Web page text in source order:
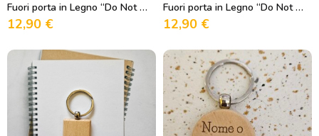
Fuori porta in Legno “Do Not Disturb” con Scimmietta
12,90 €
Fuori porta in Legno “Do Not Disturb, Gamer at work”
12,90 €